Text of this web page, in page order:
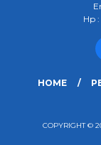
Hp
HOME
COPYRIGHT ©